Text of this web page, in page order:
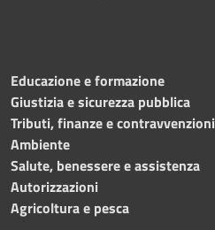
Educazione e formazione
Giustizia e sicurezza pubblica
Tributi, finanze e contravvenzioni
Ambiente
Salute, benessere e assistenza
Autorizzazioni
Agricoltura e pesca